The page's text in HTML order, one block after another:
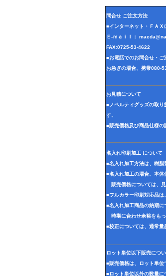
問合せ ご注文方法
■インターネット・ＦＡＸ
Ｅ-ｍａｉｌ：
FAX:0725-53-4622
■お電話でのお問合せ・
お急ぎの場合、携帯080-
お見積について
■ノベルティグッズの取り
す。
■販売価格及び商品仕様の
名入れ印刷加工 について
■名入れ加工方法は、樹脂
■名入れ加工の場合、本体
販売価格については、見
■フルカラー印刷対応品は
■名入れ加工商品の納期に
時期に合わせ余裕をもっ
■校正については、通常量
ロット単位以下販売につ
■販売価格は、ロット単位
■ロット単位以外の数量に